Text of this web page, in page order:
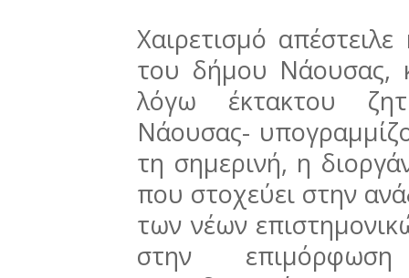
Χαιρετισμό
του δήμου Νάουσας,
λόγω έκτακτου
Νάουσας-
τη σημερινή, η
που στοχεύει στην
των νέων
στην